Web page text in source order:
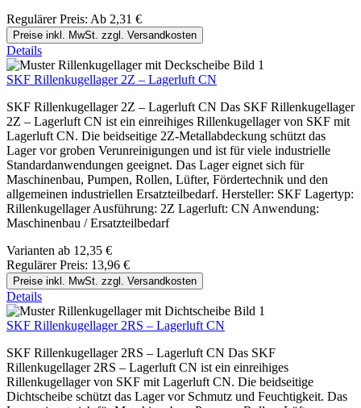
Regulärer Preis: Ab 2,31 €
Preise inkl. MwSt. zzgl. Versandkosten
Details
SKF Rillenkugellager 2Z – Lagerluft CN
SKF Rillenkugellager 2Z – Lagerluft CN Das SKF Rillenkugellager
2Z – Lagerluft CN ist ein einreihiges Rillenkugellager von SKF mit
Lagerluft CN. Die beidseitige 2Z-Metallabdeckung schützt das
Lager vor groben Verunreinigungen und ist für viele industrielle
Standardanwendungen geeignet. Das Lager eignet sich für
Maschinenbau, Pumpen, Rollen, Lüfter, Fördertechnik und den
allgemeinen industriellen Ersatzteilbedarf. Hersteller: SKF Lagertyp:
Rillenkugellager Ausführung: 2Z Lagerluft: CN Anwendung:
Maschinenbau / Ersatzteilbedarf
Varianten ab 12,35 €
Regulärer Preis: 13,96 €
Preise inkl. MwSt. zzgl. Versandkosten
Details
SKF Rillenkugellager 2RS – Lagerluft CN
SKF Rillenkugellager 2RS – Lagerluft CN Das SKF
Rillenkugellager 2RS – Lagerluft CN ist ein einreihiges
Rillenkugellager von SKF mit Lagerluft CN. Die beidseitige
Dichtscheibe schützt das Lager vor Schmutz und Feuchtigkeit. Das